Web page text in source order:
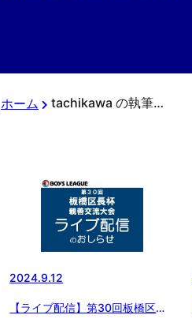
ホーム tachikawa の執筆記事
2024.9.12
【ライブ配信】第30回板橋区長